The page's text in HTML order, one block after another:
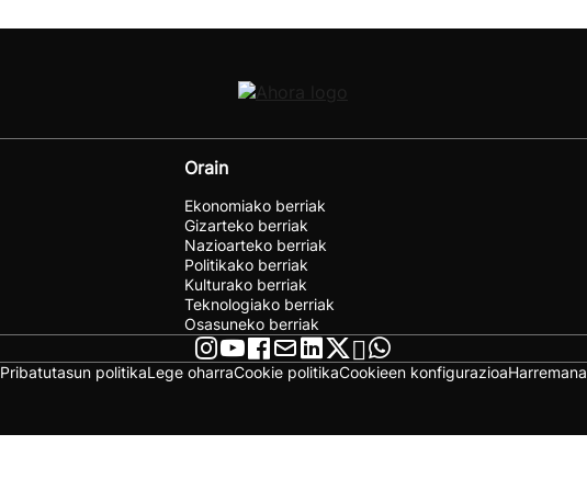
Orain
Ekonomiako berriak
Gizarteko berriak
Nazioarteko berriak
Politikako berriak
Kulturako berriak
Teknologiako berriak
Osasuneko berriak
Pribatutasun politikaLege oharraCookie politikaCookieen konfigurazioaHarremana